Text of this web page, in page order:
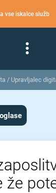
vse iskalce služb
/ Upravljalec
že